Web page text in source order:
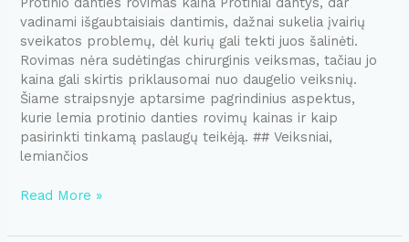
vadinami išgaubtaisiais dantimis, dažnai sukelia įvairių
sveikatos problemų, dėl kurių gali tekti juos šalinėti.
Rovimas nėra sudėtingas chirurginis veiksmas, tačiau jo
kaina gali skirtis priklausomai nuo daugelio veiksnių.
Šiame straipsnyje aptarsime pagrindinius aspektus,
kurie lemia protinio danties rovimų kainas ir kaip
pasirinkti tinkamą paslaugų teikėją. ## Veiksniai,
lemiančios
Protinio
rovimas
Read More »